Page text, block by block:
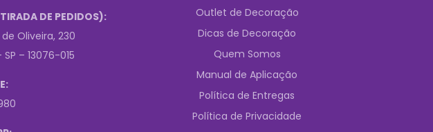
DE PEDIDOS):
Oliveira, 230
– 13076-015
Outlet de Decoração
Dicas de Decoração
Quem Somos
Manual de Aplicação
Política de Entregas
Política de Privacidade